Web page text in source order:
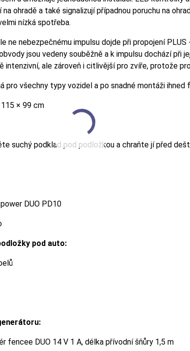
na ohradě a také signalizují případnou poruchu na
nízká spotřeba.
ne nebezpečnému impulsu dojde při propojení
jsou vedeny souběžně a k impulsu dochází
intenzivní, ale zároveň i citlivější pro
pro všechny typy vozidel a po snadné montáži ihned
× 99 cm
suchý podklad pod podložkou a chraňte jí před
DUO PD10
pod auto:
fencee DUO 14 V 1 A, délka přívodní šňůry 1,5 m